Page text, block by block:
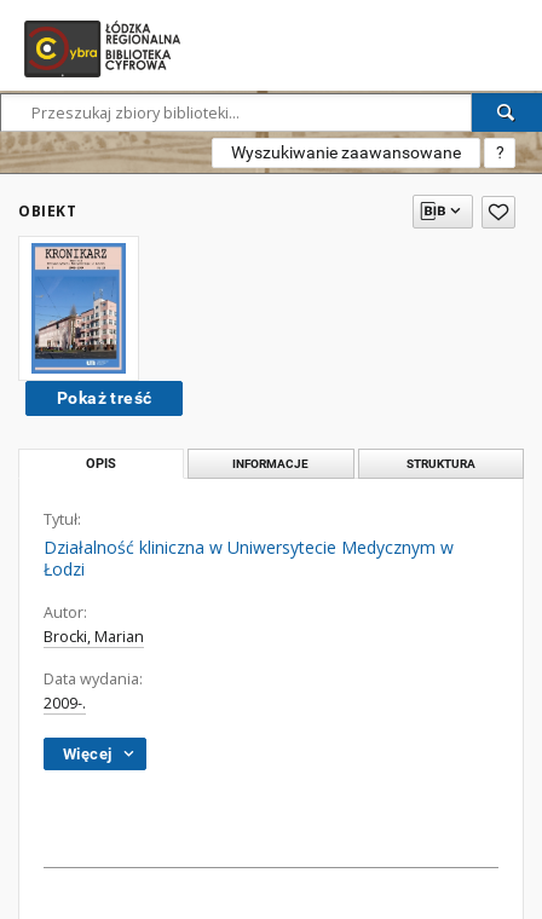
Wyszukiwanie zaawansowane ?
OBIEKT
Pokaż treść
OPIS INFORMACJE STRUKTURA
Tytuł:
Działalność kliniczna w Uniwersytecie Medycznym w
Łodzi
Autor:
Brocki, Marian
Data wydania:
2009-.
Więcej